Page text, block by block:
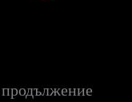
продължение